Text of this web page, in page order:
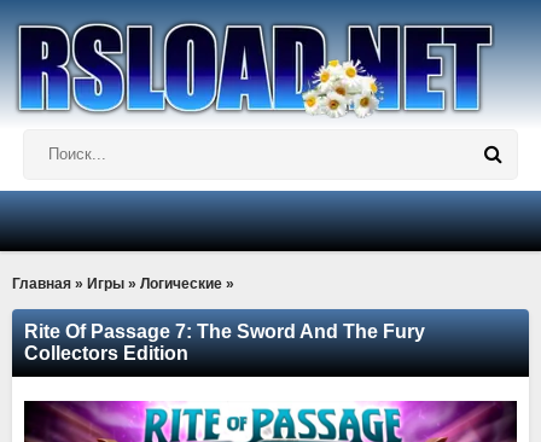
Главная » Игры » Логические »
Rite Of Passage 7: The Sword And The Fury
Collectors Edition